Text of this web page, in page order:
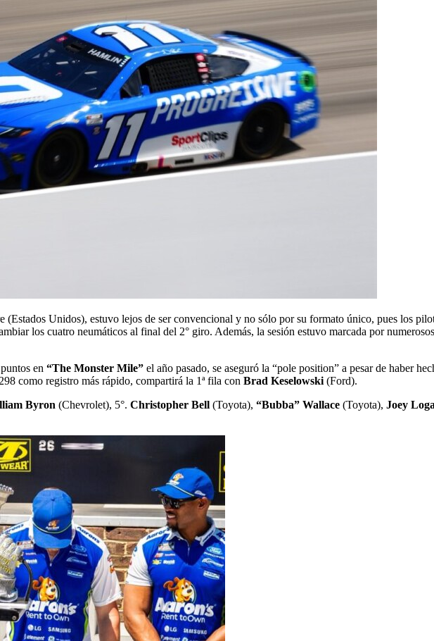
(Estados Unidos), estuvo lejos de ser convencional y no sólo por su formato único, pues los
los cuatro neumáticos al final del 2° giro. Además, la sesión estuvo marcada por
en “The Monster Mile” el año pasado, se aseguró la “pole position” a pesar de haber
como registro más rápido, compartirá la 1ª fila con Brad Keselowski (Ford).
Byron (Chevrolet), 5°. Christopher Bell (Toyota), “Bubba” Wallace (Toyota), Joey